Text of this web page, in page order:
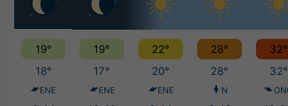
19° 19° 22° 28° 32°
18° 17° 20° 28° 32°
ENE ENE ENE N